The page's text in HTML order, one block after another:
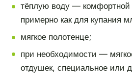
тёплую воду — комфортной
примерно как для купания
мягкое полотенце;
при необходимости —
отдушек, специальное или